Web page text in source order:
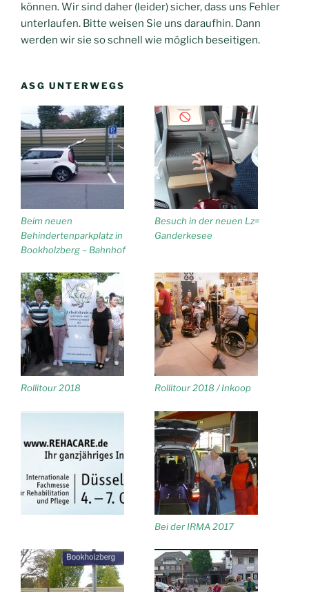
können. Wir sind daher (leider) sicher, dass uns Fehler
unterlaufen. Bitte weisen Sie uns daraufhin. Dann
werden wir sie so schnell wie möglich beseitigen.
ASG UNTERWEGS
Beim neuen
Behindertenparkplatz in
Bookholzberg – Bahnhof
Besuch in der neuen Lz=
Ganderkesee
Rollitour 2018 Rollitour 2018 / Inkoop
Bei der IRMA 2017